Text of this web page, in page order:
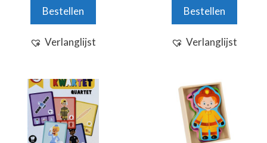
Bestellen
Verlanglijst
5Bestellen
Verlanglijst